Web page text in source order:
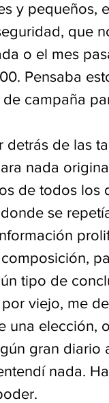
y pequeños,
que
o el mes
Pensaba
campaña
de las
nada
de todos los
se
tipo de
viejo, me
una elección,
gran diario
nada.